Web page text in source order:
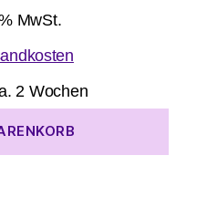
MwSt.
2 Wochen